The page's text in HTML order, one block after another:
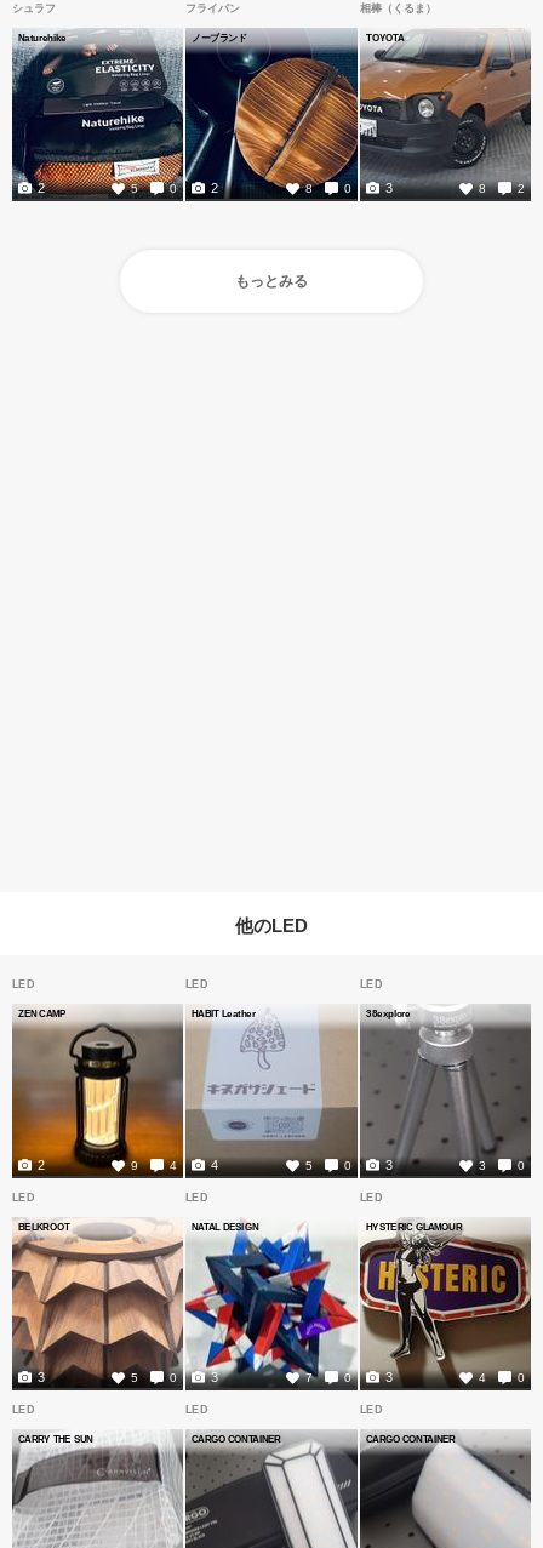
シュラフ
Naturehike
5 0
2
フライパン
ノーブランド
8 0
2
相棒（くるま）
TOYOTA
8 2
3
もっとみる
他のLED
LED
ZEN CAMP
9 4
2
LED
HABIT Leather
5 0
4
LED
38explore
3 0
3
LED
BELKROOT
5 0
3
LED
NATAL DESIGN
7 0
3
LED
HYSTERIC GLAMOUR
4 0
3
LED
CARRY THE SUN
LED
CARGO CONTAINER
LED
CARGO CONTAINER